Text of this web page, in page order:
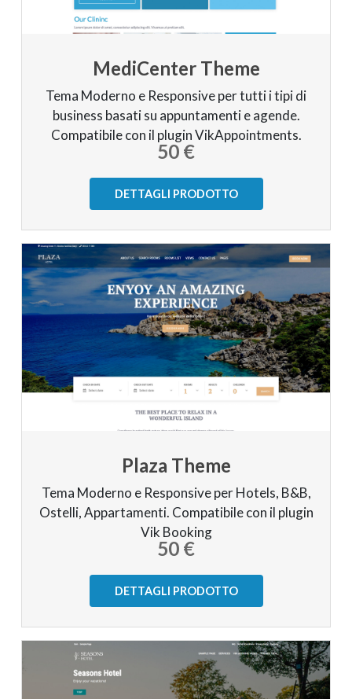
MediCenter Theme
Tema Moderno e Responsive per tutti i tipi di
business basati su appuntamenti e agende.
Compatibile con il plugin VikAppointments.
50 €
DETTAGLI PRODOTTO
Plaza Theme
Tema Moderno e Responsive per Hotels, B&B,
Ostelli, Appartamenti. Compatibile con il plugin
Vik Booking
50 €
DETTAGLI PRODOTTO